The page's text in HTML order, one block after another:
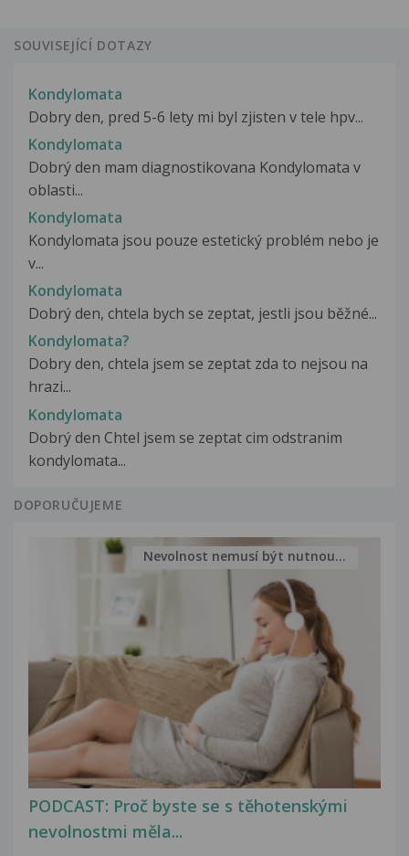
SOUVISEJÍCÍ DOTAZY
Kondylomata
Dobry den, pred 5-6 lety mi byl zjisten v tele hpv...
Kondylomata
Dobrý den mam diagnostikovana Kondylomata v
oblasti...
Kondylomata
Kondylomata jsou pouze estetický problém nebo je
v...
Kondylomata
Dobrý den, chtela bych se zeptat, jestli jsou běžné...
Kondylomata?
Dobry den, chtela jsem se zeptat zda to nejsou na
hrazi...
Kondylomata
Dobrý den Chtel jsem se zeptat cim odstranim
kondylomata...
DOPORUČUJEME
PODCAST: Proč byste se s těhotenskými
nevolnostmi měla...
Nevolnost nemusí být nutnou...